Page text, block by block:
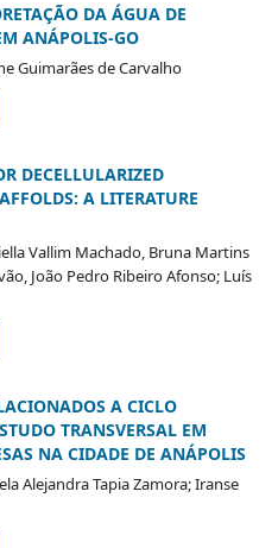
DA ÁGUA DE
ANÁPOLIS-GO
Guimarães de Carvalho
DECELLULARIZED
A LITERATURE
Vallim Machado, Bruna Martins
João Pedro Ribeiro Afonso; Luís
A CICLO
TRANSVERSAL EM
NA CIDADE DE ANÁPOLIS
Alejandra Tapia Zamora; Iranse